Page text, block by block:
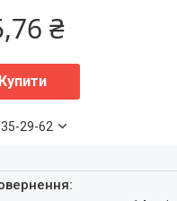
₴
Купити
29-62